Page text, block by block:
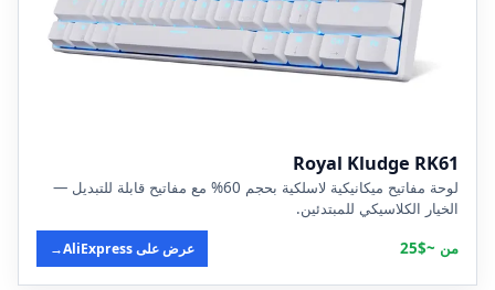
Royal Kludge RK61
لوحة مفاتيح ميكانيكية لاسلكية بحجم 60% مع مفاتيح قابلة للتبديل —
الخيار الكلاسيكي للمبتدئين.
من ~$25
عرض على AliExpress →